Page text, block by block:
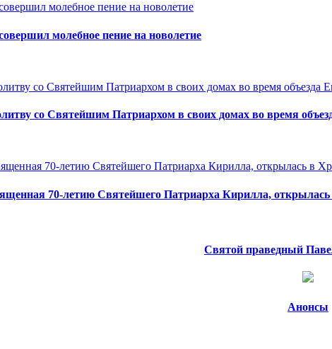
молебное пение на новолетие
со Святейшим Патриархом в своих домах во время
70-летию Святейшего Патриарха Кирилла,
Святой праведный
Анонсы